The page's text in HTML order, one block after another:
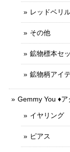
レッドベリ
その他
鉱物標本セ
鉱物柄アイ
Gemmy You ♦︎ア
イヤリング
ピアス